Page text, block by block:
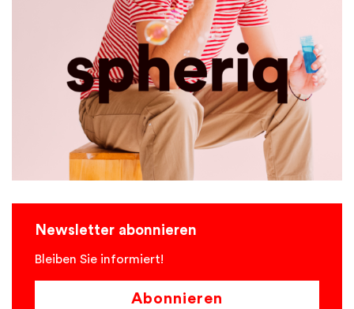
Newsletter abonnieren
Bleiben Sie informiert!
Abonnieren